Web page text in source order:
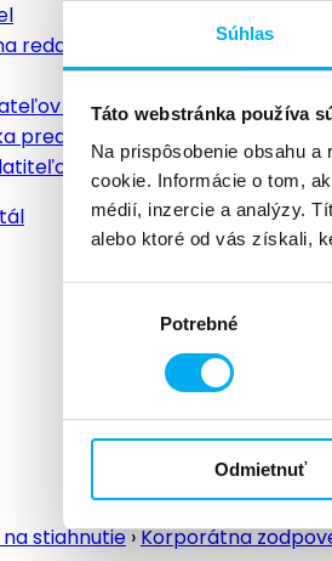
Súhlas
Táto webstránka používa
Na prispôsobenie obsahu
cookie. Informácie o tom,
médií, inzercie a analýzy.
alebo ktoré od vás získali,
Potrebné
Odmietnuť
redakciu
a inzerentov
predplatného
stiahnutie›Korporátna